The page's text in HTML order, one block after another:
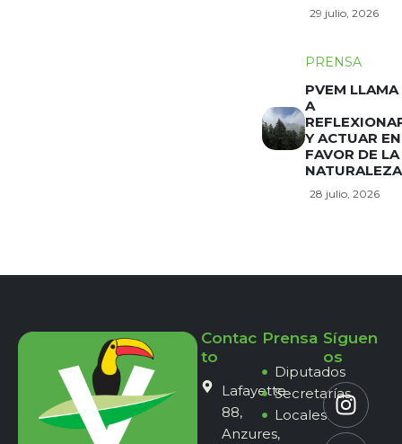
29 julio, 2026
PRENSA
PVEM LLAMA
A
Y ACTUAR EN
FAVOR DE LA
NATURALEZA
28 julio, 2026
Contac
to
Lafayette
88,
Anzures,
Prensa
Diputados
Secretarías
Locales
Síguen
os